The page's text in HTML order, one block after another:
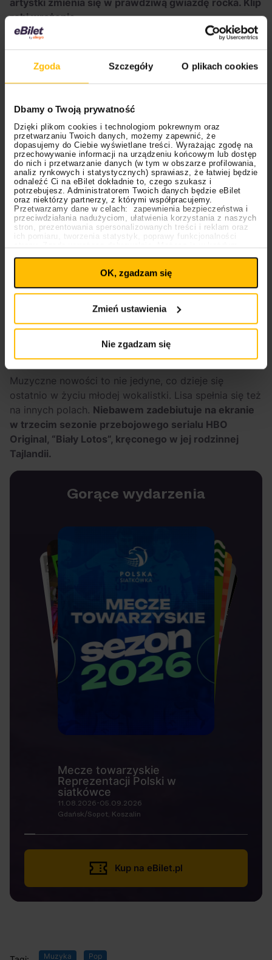
Zgoda Szczegóły O plikach cookies
Dbamy o Twoją prywatność
Dzięki plikom cookies i technologiom pokrewnym oraz
przetwarzaniu Twoich danych, możemy zapewnić, że
dopasujemy do Ciebie wyświetlane treści. Wyrażając zgodę na
przechowywanie informacji na urządzeniu końcowym lub dostęp
do nich i przetwarzanie danych (w tym w obszarze profilowania,
analiz rynkowych i statystycznych) sprawiasz, że łatwiej będzie
odnaleźć Ci na eBilet dokładnie to, czego szukasz i
potrzebujesz. Administratorem Twoich danych będzie eBilet
oraz niektórzy partnerzy, z którymi współpracujemy.
Przetwarzamy dane w celach: zapewnienia bezpieczeństwa i
przeciwdziałania nadużyciom, ułatwienia korzystania z naszych
stron, prezentowania spersonalizowanych treści i reklam oraz
ich pomiaru, tworzenia statystyk, poprawy funkcjonalności
plików cookies
wpływa na legalność uprzedniego przetwarzania.
Polityka plików cookies
OK, zgadzam się
Zmień ustawienia
Nie zgadzam się
robi wrażenie.
Wyświetl ten post na Instagramie
Post udostępniony przez LISA (@lalalalisa_m)
Muzyczne nowości to nie jedyne, co dzieje się
ostatnio w życiu młodej wokalistki. Lisa spełnia się też
na innych polach. Niebawem zadebiutuje na ekranie
w trzecim sezonie przebojowego serialu HBO
Original, “Biały Lotos”, kręconego w jej rodzinnej
Tajlandii.
Gorące wydarzenia
Mecze towarzyskie
Reprezentacji Polski w
siatkówce
11.08.2026-05.09.2026
Gdańsk/Sopot, Koszalin
Kup na eBilet.pl
Muzyka Pop